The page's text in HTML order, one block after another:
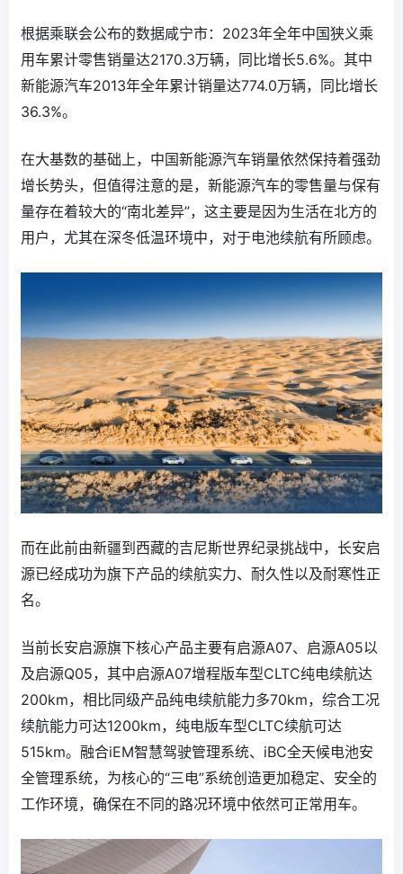
根据乘联会公布的数据咸宁市：2023年全年中国狭义乘
用车累计零售销量达2170.3万辆，同比增长5.6%。其中
新能源汽车2013年全年累计销量达774.0万辆，同比增长
36.3%。
在大基数的基础上，中国新能源汽车销量依然保持着强劲
增长势头，但值得注意的是，新能源汽车的零售量与保有
量存在着较大的“南北差异”，这主要是因为生活在北方的
用户，尤其在深冬低温环境中，对于电池续航有所顾虑。
而在此前由新疆到西藏的吉尼斯世界纪录挑战中，长安启
源已经成功为旗下产品的续航实力、耐久性以及耐寒性正
名。
当前长安启源旗下核心产品主要有启源A07、启源A05以
及启源Q05，其中启源A07增程版车型CLTC纯电续航达
200km，相比同级产品纯电续航能力多70km，综合工况
续航能力可达1200km，纯电版车型CLTC续航可达
515km。融合iEM智慧驾驶管理系统、iBC全天候电池安
全管理系统，为核心的“三电”系统创造更加稳定、安全的
工作环境，确保在不同的路况环境中依然可正常用车。